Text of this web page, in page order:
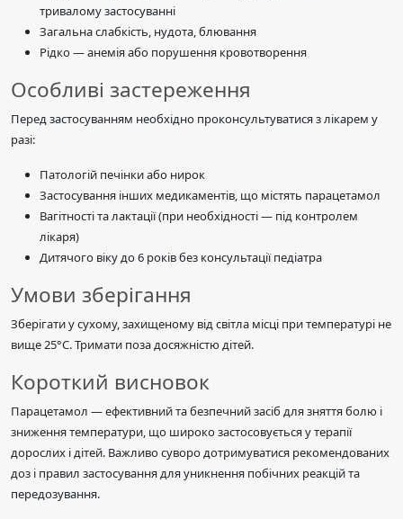
тривалому застосуванні
Загальна слабкість, нудота, блювання
Рідко — анемія або порушення кровотворення
Особливі застереження
Перед застосуванням необхідно проконсультуватися з лікарем у
разі:
Патологій печінки або нирок
Застосування інших медикаментів, що містять парацетамол
Вагітності та лактації (при необхідності — під контролем
лікаря)
Дитячого віку до 6 років без консультації педіатра
Умови зберігання
Зберігати у сухому, захищеному від світла місці при температурі не
вище 25°C. Тримати поза досяжністю дітей.
Короткий висновок
Парацетамол — ефективний та безпечний засіб для зняття болю і
зниження температури, що широко застосовується у терапії
дорослих і дітей. Важливо суворо дотримуватися рекомендованих
доз і правил застосування для уникнення побічних реакцій та
передозування.